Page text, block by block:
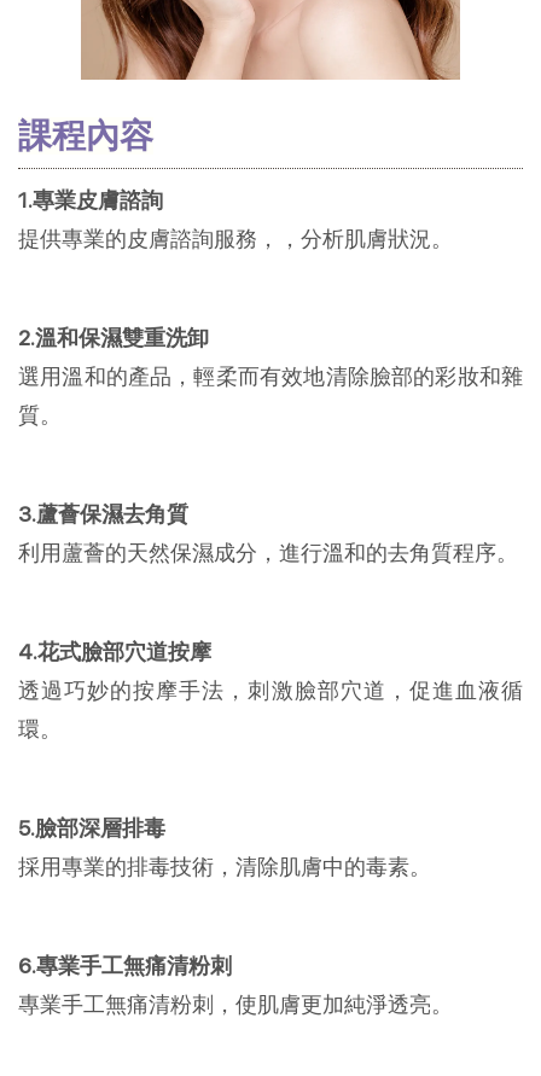
課程內容
1.專業皮膚諮詢
提供專業的皮膚諮詢服務，，分析肌膚狀況。
2.溫和保濕雙重洗卸
選用溫和的產品，輕柔而有效地清除臉部的彩妝和雜
質。
3.蘆薈保濕去角質
利用蘆薈的天然保濕成分，進行溫和的去角質程序。
4.花式臉部穴道按摩
透過巧妙的按摩手法，刺激臉部穴道，促進血液循
環。
5.臉部深層排毒
採用專業的排毒技術，清除肌膚中的毒素。
6.專業手工無痛清粉刺
專業手工無痛清粉刺，使肌膚更加純淨透亮。